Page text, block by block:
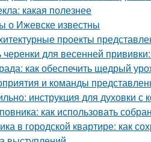
какая полезнее
о Ижевске известны
проекты
черенки для весенней
как обеспечить щедрый
и команды
инструкция для духовки с
как использовать
в городской квартире: как